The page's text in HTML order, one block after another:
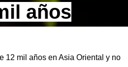
años
12 mil años en Asia Oriental y no